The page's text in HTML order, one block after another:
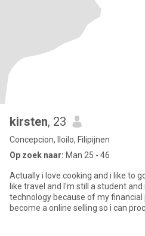
kirsten, 23
Concepcion, Iloilo, Filipijnen
Op zoek naar: Man 25 - 46
Actually i love cooking and i like to
like travel and I'm still a student
technology because of my
become a online selling so i can